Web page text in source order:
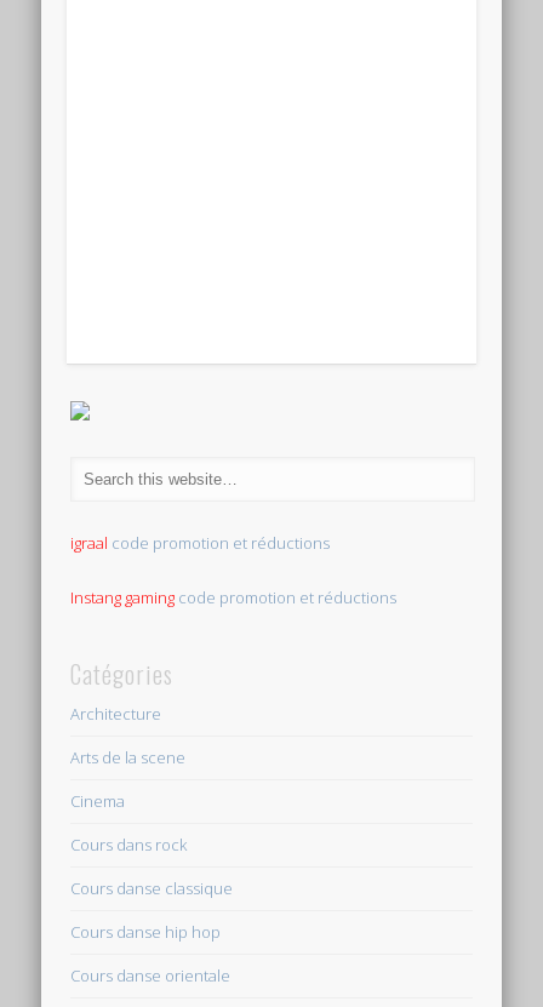
igraal code promotion et réductions
Instang gaming code promotion et réductions
Catégories
Architecture
Arts de la scene
Cinema
Cours dans rock
Cours danse classique
Cours danse hip hop
Cours danse orientale